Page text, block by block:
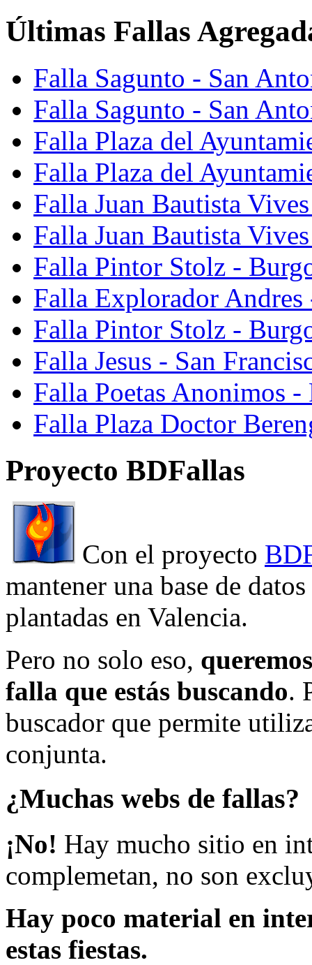
Últimas Fallas
Falla Sagunto - San
Falla Sagunto - San
Falla Plaza del
Falla Plaza del
Falla Juan Bautista
Falla Juan Bautista
Falla Pintor Stolz -
Falla Explorador Andres
Falla Pintor Stolz -
Falla Jesus - San
Falla Poetas Anonimos
Falla Plaza Doctor
Proyecto BDFallas
Con el proyecto
mantener una base de
plantadas en Valencia.
Pero no solo eso,
falla que estás buscando.
buscador que permite
conjunta.
¿Muchas webs de fallas?
¡No! Hay mucho sitio en
complemetan, no son
Hay poco material en
estas fiestas.